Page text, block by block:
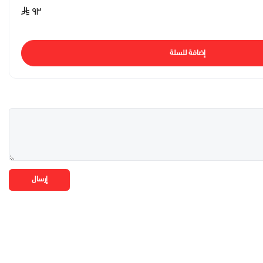
٩٣
إضافة للسلة
إرسال